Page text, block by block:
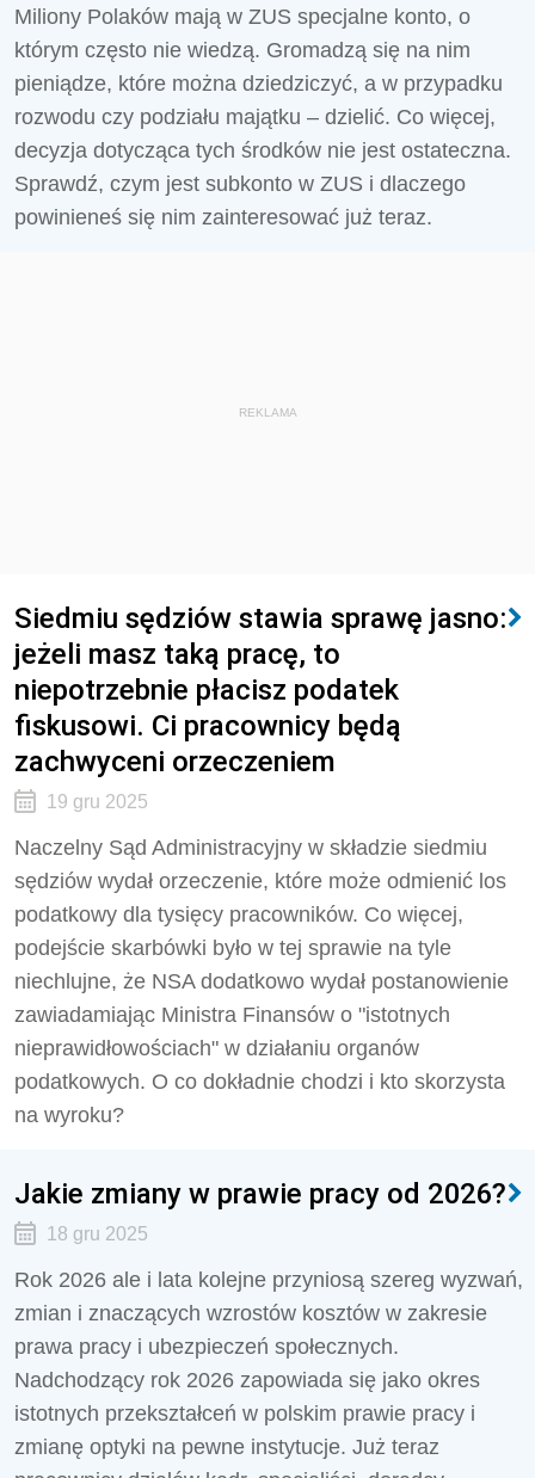
Miliony Polaków mają w ZUS specjalne konto, o
którym często nie wiedzą. Gromadzą się na nim
pieniądze, które można dziedziczyć, a w przypadku
rozwodu czy podziału majątku – dzielić. Co więcej,
decyzja dotycząca tych środków nie jest ostateczna.
Sprawdź, czym jest subkonto w ZUS i dlaczego
powinieneś się nim zainteresować już teraz.
REKLAMA
Siedmiu sędziów stawia sprawę jasno:
jeżeli masz taką pracę, to
niepotrzebnie płacisz podatek
fiskusowi. Ci pracownicy będą
zachwyceni orzeczeniem
19 gru 2025
Naczelny Sąd Administracyjny w składzie siedmiu
sędziów wydał orzeczenie, które może odmienić los
podatkowy dla tysięcy pracowników. Co więcej,
podejście skarbówki było w tej sprawie na tyle
niechlujne, że NSA dodatkowo wydał postanowienie
zawiadamiając Ministra Finansów o "istotnych
nieprawidłowościach" w działaniu organów
podatkowych. O co dokładnie chodzi i kto skorzysta
na wyroku?
Jakie zmiany w prawie pracy od 2026?
18 gru 2025
Rok 2026 ale i lata kolejne przyniosą szereg wyzwań,
zmian i znaczących wzrostów kosztów w zakresie
prawa pracy i ubezpieczeń społecznych.
Nadchodzący rok 2026 zapowiada się jako okres
istotnych przekształceń w polskim prawie pracy i
zmianę optyki na pewne instytucje. Już teraz